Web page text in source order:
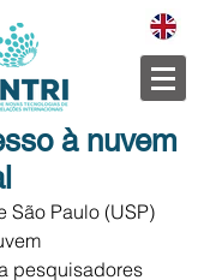
à nuvem
pesquisadores